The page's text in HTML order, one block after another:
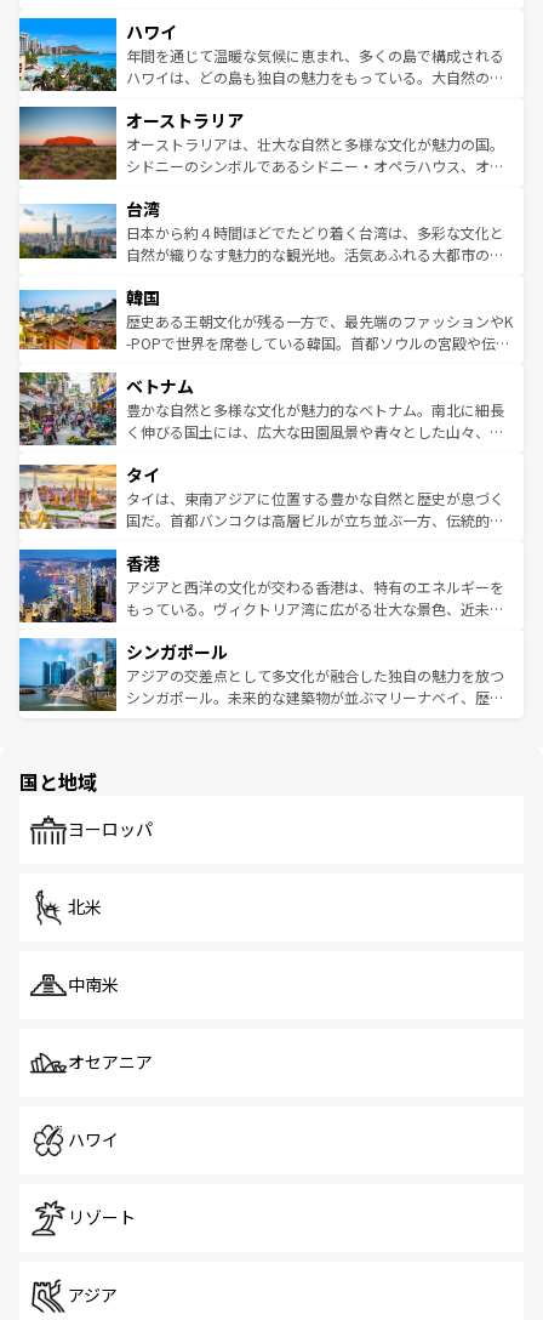
ば市内交通費無料で観光を楽しむこともできる。 なお、新
着のスイス情報はコンテンツ一覧 を参照してほしい。
のような巨大都市は、観光、ショッピング、エンターテイ
ンメントが詰まった刺激的なスポットだ。一方、アメリカ
西部には大自然が広がり、グランドキャニオンやイエロー
部のニューオーリンズでは、音楽と美食が融合した独特の
文化が魅力。旅行者はアメリカの各地域で異なる魅力を楽
しみながら、その多様性と豊かな歴史を感じることができ
ならではの贅沢な旅のスタイルだ。 なお、新着のアメリカ
情報はコンテンツ一覧を参照してほしい。
ハワイ
年間を通じて温暖な気候に恵まれ、多くの島で構成される
ハワイは、どの島も独自の魅力をもっている。大自然の神
ワイ島は見逃せない。また、定番の観光地といえばオアフ
島だが、静かな自然を求めるならマウイ島やカウアイ島が
おすすめ。エメラルドグリーンに輝く海をはじめ、豊かな
れるおもてなしの心で訪れる人々を迎えてくれるハワイの
人々、おいしいローカルフードやハワイアンミュージッ
ク、伝統的なフラダンスなど、すべてがハワイの魅力を彩
ワイを、存分に味わってほしい。 なお、新着のハワイ情報
はコンテンツ一覧を参照してほしい。
オーストラリア
オーストラリアは、壮大な自然と多様な文化が魅力の国。
シドニーのシンボルであるシドニー・オペラハウス、オー
リアリーフや大陸中央部にそびえるウルル（エアーズロッ
ク）、タスマニアの美しい原生林やケアンズの熱帯雨林な
ど、見どころがたくさん。また、カフェやワイン、オージ
いる。アクティビティも充実しており、サーフィンやダイ
ビング、ハイキングなど、アウトドア好きにはたまらな
い。オーストラリアの多彩な魅力を存分に味わいつくそ
参照してほしい。
台湾
日本から約４時間ほどでたどり着く台湾は、多彩な文化と
自然が織りなす魅力的な観光地。活気あふれる大都市の台
ン）、静ひつな山岳地帯である台湾東部など、都市の喧騒
と山間の静けさが共存しており、訪れる人に新しい発見と
驚きをもたらしてくれる。また、奥深い台湾の食文化も魅
容にもいいと評判のスイーツなど、バラエティ豊かな料理
が味わえる。 なお、新着の台湾情報は コンテンツ一覧を参
照してほしい。
韓国
歴史ある王朝文化が残る一方で、最先端のファッションやK
-POPで世界を席巻している韓国。首都ソウルの宮殿や伝統
き、地方に足を延ばせば四季折々の自然美を楽しむことが
できる。そして、キムチや焼肉、絶品のストリートフード
まで、さまざまな韓国料理が待っている。夜には、韓国な
リティに包まれながら、韓国の多彩な魅力を心ゆくまで味
わってみてほしい。 なお、新着の韓国情報はコンテンツ一
覧を参照してほしい。
ベトナム
豊かな自然と多様な文化が魅力的なベトナム。南北に細長
く伸びる国土には、広大な田園風景や青々とした山々、世
急速な発展と共に伝統が息づく。ハノイの古い町並みやホ
ーチミン市のフランス統治時代の建物も、独特の雰囲気を
醸し出している。また、バラエティの豊かさとおいしさで
とつ。フォーやバインミー、ベトナムコーヒーなどは、ぜ
ひ現地で味わいたい。どの地域を訪れてもあたたかい人々
が旅行者を迎えてくれるので、きっと忘れられない旅にな
参照してほしい。
タイ
タイは、東南アジアに位置する豊かな自然と歴史が息づく
国だ。首都バンコクは高層ビルが立ち並ぶ一方、伝統的な
の活気が交差している。北部ではチェンマイなどの山岳地
帯で自然と触れ合い、南部ではプーケットやクラビの美し
いビーチでリゾート気分を楽しむことができる。タイ料理
激する。気候は一年中温暖で、どの季節にも異なる楽しみ
が待っている。親しみやすいタイの人々、仏教を中心とし
た文化、そして多様な観光資源が、訪れる旅人を魅了し続
香港
アジアと西洋の文化が交わる香港は、特有のエネルギーを
もっている。ヴィクトリア湾に広がる壮大な景色、近未来
み、どこを訪れても感動するはず。観光スポットが密集し
ており、効率よく見どころを回れるのも魅力。息をのむよ
うな絶景から文化的な体験まで、香港を存分に楽しみ尽く
シンガポール
アジアの交差点として多文化が融合した独自の魅力を放つ
シンガポール。未来的な建築物が並ぶマリーナベイ、歴史
で、ホーカーズは地元の風情を楽しめる外せないスポット
国と地域
ヨーロッパ
北米
中南米
オセアニア
ハワイ
リゾート
アジア